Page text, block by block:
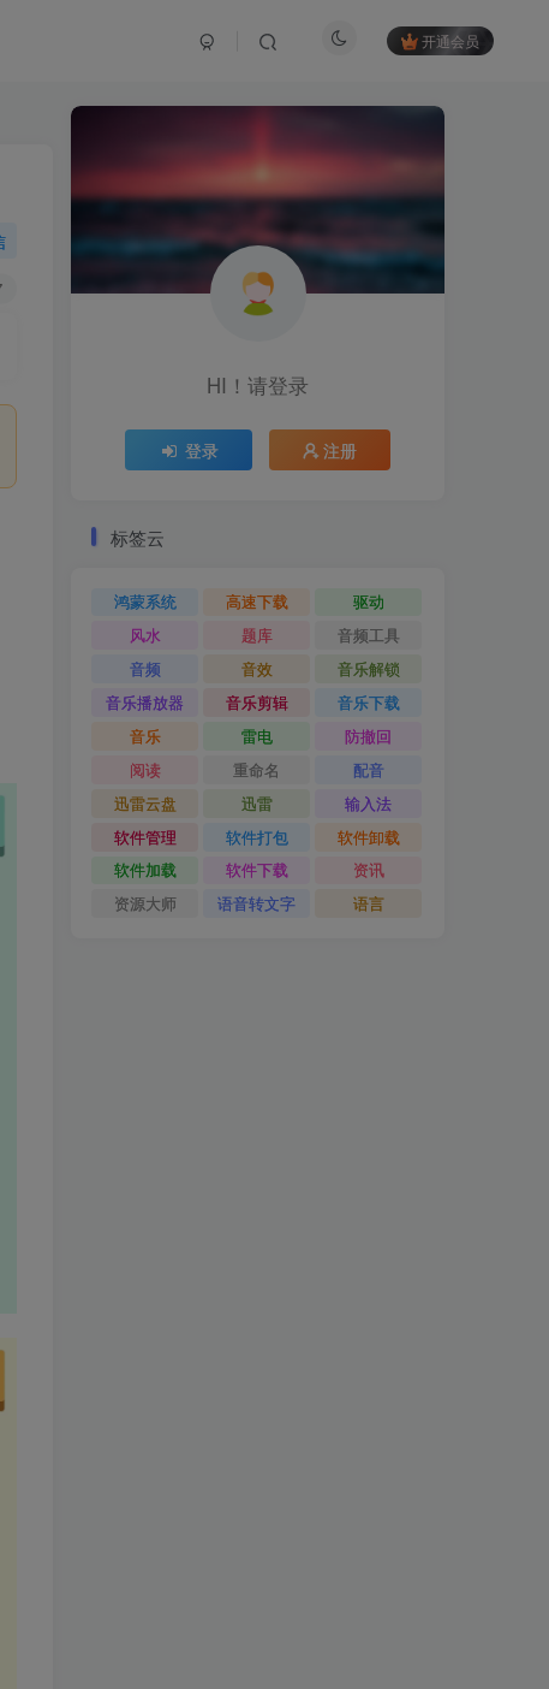
开通会员
HI！请登录
登录 注册
标签云
鸿蒙系统 高速下载
驱动
风水
题库
音频工具
音频
音效
音乐解锁
音乐播放器
音乐剪辑
音乐下载
音乐
雷电
防撤回
阅读
重命名
配音
迅雷云盘
迅雷
输入法
软件管理
软件打包
软件卸载
软件加载
软件下载
资讯
资源大师
语音转文字 语言